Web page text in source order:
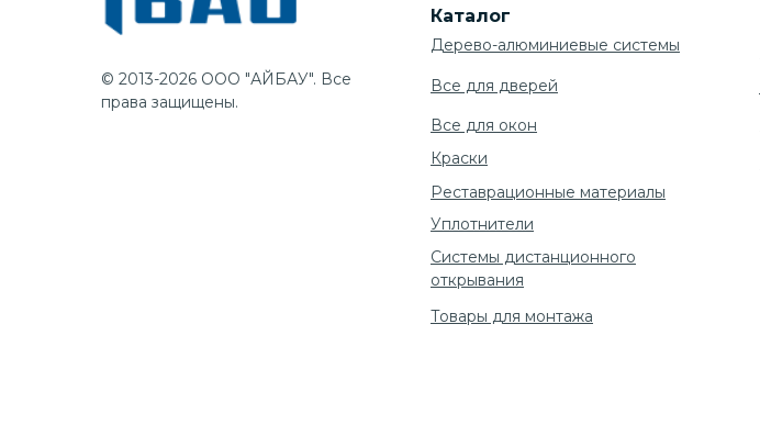
Каталог
Дерево-алюминиевые системы
Все для дверей
Все для окон
Товары для монтажа
Реставрационные материалы
Уплотнители
© 2013-2026 ООО "АЙБАУ". Все
права защищены.
Системы дистанционного
открывания
Краски